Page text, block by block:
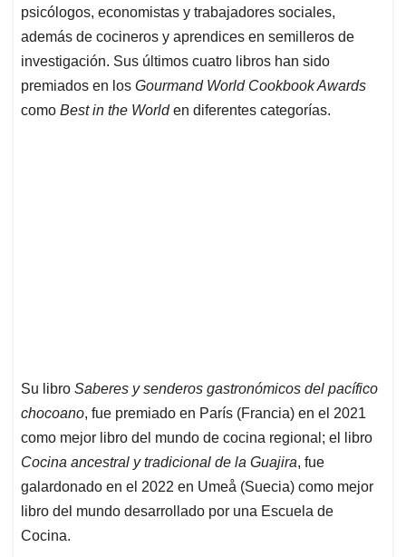
psicólogos, economistas y trabajadores sociales,
además de cocineros y aprendices en semilleros de
investigación. Sus últimos cuatro libros han sido
premiados en los Gourmand World Cookbook Awards
como Best in the Worlden diferentes categorías.
Su libro Saberes y senderos gastronómicos del pacífico
chocoano, fue premiado en París (Francia) en el 2021
como mejor libro del mundo de cocina regional; el libro
Cocina ancestral y tradicional de la Guajira, fue
galardonado en el 2022 en Umeå (Suecia) como mejor
libro del mundo desarrollado por una Escuela de
Cocina.